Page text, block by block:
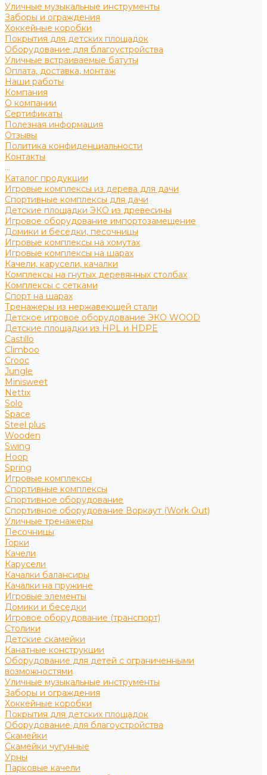
Уличные музыкальные инструменты
Заборы и ограждения
Хоккейные коробки
Покрытия для детских площадок
Оборудование для благоустройства
Уличные встраиваемые батуты
Оплата, доставка, монтаж
Наши работы
Компания
О компании
Сертификаты
Полезная информация
Отзывы
Политика конфиденциальности
Контакты
...
Каталог продукции
Игровые комплексы из дерева для дачи
Спортивные комплексы для дачи
Детские площадки ЭКО из древесины
Игровое оборудование импортозамещение
Домики и беседки, песочницы
Игровые комплексы на хомутах
Игровые комплексы на шарах
Качели, карусели, качалки
Комплексы на гнутых деревянных столбах
Комплексы с сетками
Спорт на шарах
Тренажеры из нержавеющей стали
Детское игровое оборудование ЭКО WOOD
Детские площадки из HPL и HDPE
Castillo
Climboo
Crooc
Jungle
Minisweet
Nettix
Solo
Space
Steel plus
Wooden
Swing
Hoop
Spring
Игровые комплексы
Спортивные комплексы
Спортивное оборудование
Спортивное оборудование Воркаут (Work Out)
Уличные тренажеры
Песочницы
Горки
Качели
Карусели
Качалки балансиры
Качалки на пружине
Игровые элементы
Домики и беседки
Игровое оборудование (транспорт)
Столики
Детские скамейки
Канатные конструкции
Оборудование для детей с ограниченными
возможностями
Уличные музыкальные инструменты
Заборы и ограждения
Хоккейные коробки
Покрытия для детских площадок
Оборудование для благоустройства
Скамейки
Скамейки чугунные
Урны
Парковые качели